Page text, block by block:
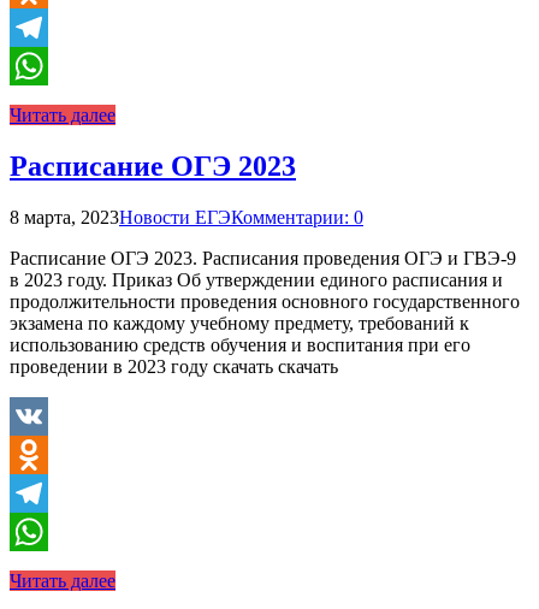
Odnoklassniki
Telegram
WhatsApp
Читать далее
Расписание ОГЭ 2023
8 марта, 2023Новости ЕГЭКомментарии: 0
Расписание ОГЭ 2023. Расписания проведения ОГЭ и ГВЭ-9
в 2023 году. Приказ Об утверждении единого расписания и
продолжительности проведения основного государственного
экзамена по каждому учебному предмету, требований к
использованию средств обучения и воспитания при его
проведении в 2023 году скачать скачать
VK
Odnoklassniki
Telegram
WhatsApp
Читать далее